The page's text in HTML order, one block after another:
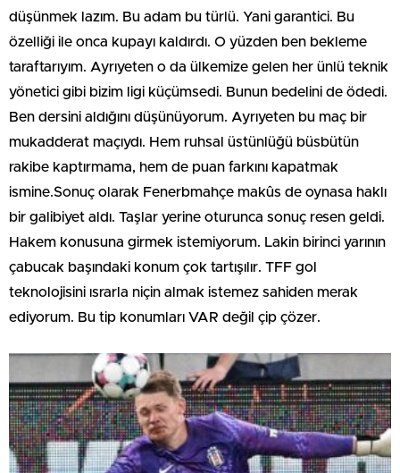
düşünmek lazım. Bu adam bu türlü. Yani garantici. Bu
özelliği ile onca kupayı kaldırdı. O yüzden ben bekleme
taraftarıyım. Ayrıyeten o da ülkemize gelen her ünlü teknik
yönetici gibi bizim ligi küçümsedi. Bunun bedelini de ödedi.
Ben dersini aldığını düşünüyorum. Ayrıyeten bu maç bir
mukadderat maçıydı. Hem ruhsal üstünlüğü büsbütün
rakibe kaptırmama, hem de puan farkını kapatmak
ismine.Sonuç olarak Fenerbmahçe makûs de oynasa haklı
bir galibiyet aldı. Taşlar yerine oturunca sonuç resen geldi.
Hakem konusuna girmek istemiyorum. Lakin birinci yarının
çabucak başındaki konum çok tartışılır. TFF gol
teknolojisini ısrarla niçin almak istemez sahiden merak
ediyorum. Bu tip konumları VAR değil çip çözer.